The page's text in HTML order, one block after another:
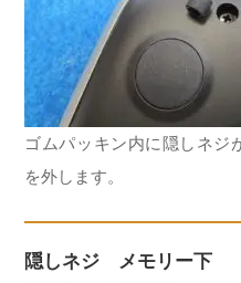
ゴムパッキン内に隠しネジ
を外します。
隠しネジ メモリー下